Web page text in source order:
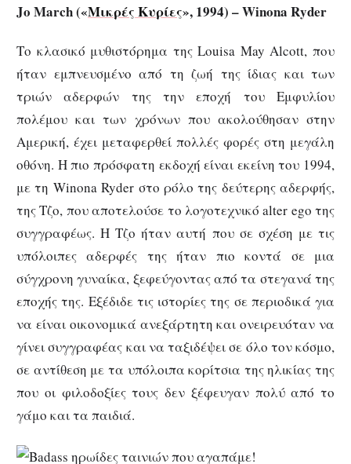
Jo March («Μικρές Κυρίες», 1994) – Winona Ryder
Το κλασικό μυθιστόρημα της Louisa May Alcott, που
ήταν εμπνευσμένο από τη ζωή της ίδιας και των
τριών αδερφών της την εποχή του Εμφυλίου
πολέμου και των χρόνων που ακολούθησαν στην
Αμερική, έχει μεταφερθεί πολλές φορές στη μεγάλη
οθόνη. Η πιο πρόσφατη εκδοχή είναι εκείνη του 1994,
με τη Winona Ryder στο ρόλο της δεύτερης αδερφής,
της Τζο, που αποτελούσε το λογοτεχνικό alter ego της
συγγραφέως. Η Τζο ήταν αυτή που σε σχέση με τις
υπόλοιπες αδερφές της ήταν πιο κοντά σε μια
σύγχρονη γυναίκα, ξεφεύγοντας από τα στεγανά της
εποχής της. Εξέδιδε τις ιστορίες της σε περιοδικά για
να είναι οικονομικά ανεξάρτητη και ονειρευόταν να
γίνει συγγραφέας και να ταξιδέψει σε όλο τον κόσμο,
σε αντίθεση με τα υπόλοιπα κορίτσια της ηλικίας της
που οι φιλοδοξίες τους δεν ξέφευγαν πολύ από το
γάμο και τα παιδιά.